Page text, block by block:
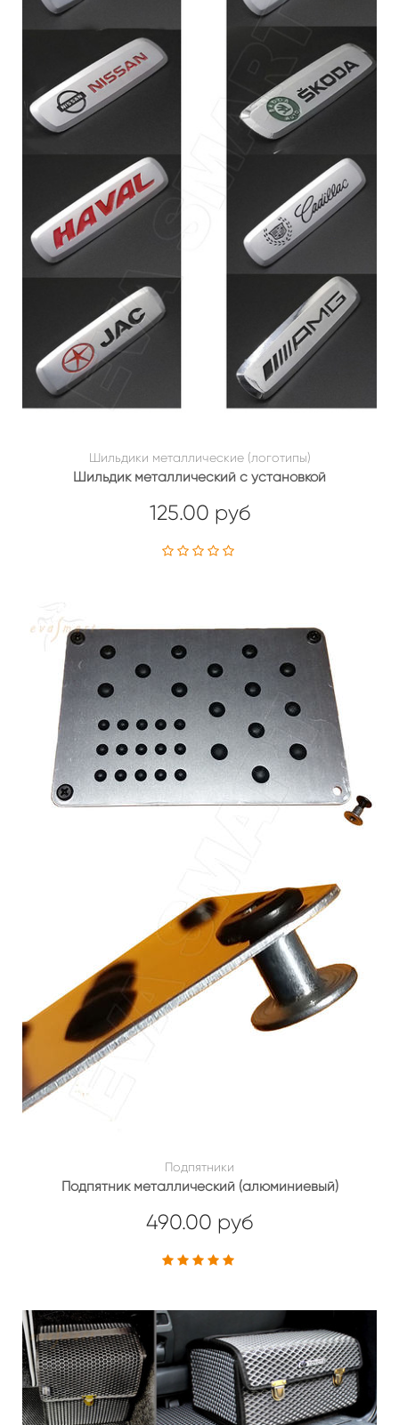
Шильдики металлические (логотипы)
Шильдик металлический с установкой
125.00 руб
Подпятники
Подпятник металлический (алюминиевый)
490.00 руб